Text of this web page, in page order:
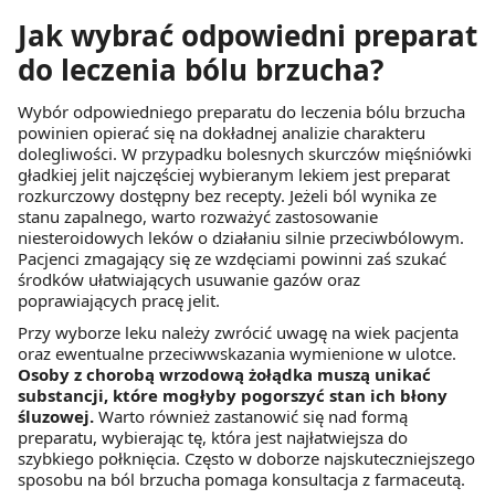
z brakiem dostępu do wszystkich funkcjonalności
Strony.
Jak wybrać odpowiedni preparat
do leczenia bólu brzucha?
Wybór odpowiedniego preparatu do leczenia bólu brzucha
powinien opierać się na dokładnej analizie charakteru
dolegliwości. W przypadku bolesnych skurczów mięśniówki
gładkiej jelit najczęściej wybieranym lekiem jest preparat
rozkurczowy dostępny bez recepty. Jeżeli ból wynika ze
stanu zapalnego, warto rozważyć zastosowanie
niesteroidowych leków o działaniu silnie przeciwbólowym.
Pacjenci zmagający się ze wzdęciami powinni zaś szukać
środków ułatwiających usuwanie gazów oraz
poprawiających pracę jelit.
Przy wyborze leku należy zwrócić uwagę na wiek pacjenta
oraz ewentualne przeciwwskazania wymienione w ulotce.
Osoby z chorobą wrzodową żołądka muszą unikać
substancji, które mogłyby pogorszyć stan ich błony
śluzowej. Warto również zastanowić się nad formą
preparatu, wybierając tę, która jest najłatwiejsza do
szybkiego połknięcia. Często w doborze najskuteczniejszego
sposobu na ból brzucha pomaga konsultacja z farmaceutą.